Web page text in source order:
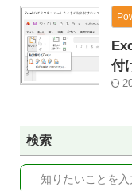
付
検索